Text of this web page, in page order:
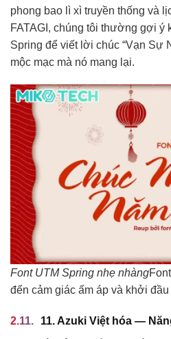
phong bao lì xì truyền thống và
FATAGI, chúng tôi thường gợi ý
Spring để viết lời chúc “Vạn Sự
mộc mạc mà nó mang lại.
Font UTM Spring nhẹ nhàng
đến cảm giác ấm áp và khởi
11. Azuki Việt hóa —